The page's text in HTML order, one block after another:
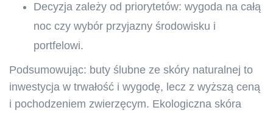
Decyzja zależy od priorytetów: wygoda na całą
noc czy wybór przyjazny środowisku i
portfelowi.
Podsumowując: buty ślubne ze skóry naturalnej to
inwestycja w trwałość i wygodę, lecz z wyższą ceną
i pochodzeniem zwierzęcym. Ekologiczna skóra